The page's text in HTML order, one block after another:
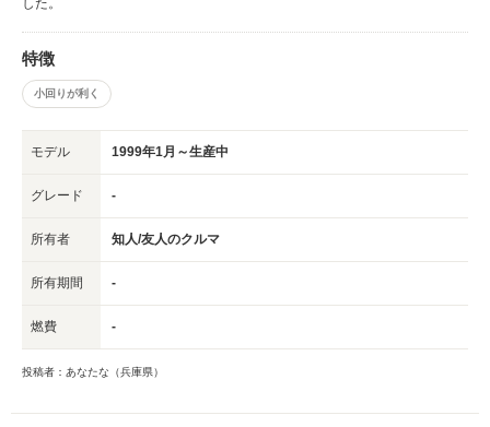
特徴
小回りが利く
モデル 1999年1月～生産中
グレード -
所有者 知人/友人のクルマ
所有期間 -
燃費 -
投稿者：あなたな（兵庫県）